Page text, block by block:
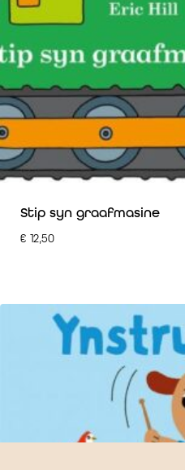
Stip syn graafmasine
€ 12,50